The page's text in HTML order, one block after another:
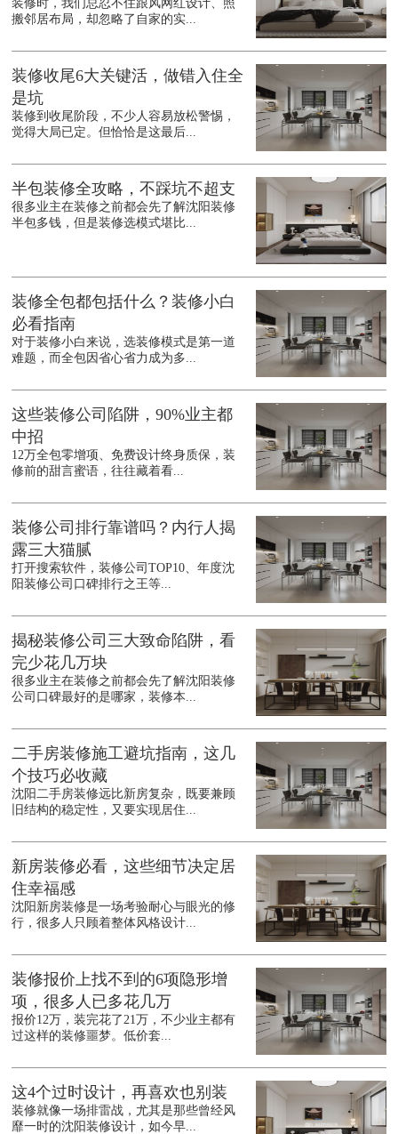
装修时，我们总忍不住跟风网红设计、照
搬邻居布局，却忽略了自家的实...
装修收尾6大关键活，做错入住全
是坑
装修到收尾阶段，不少人容易放松警惕，
觉得大局已定。但恰恰是这最后...
半包装修全攻略，不踩坑不超支
很多业主在装修之前都会先了解沈阳装修
半包多钱，但是装修选模式堪比...
装修全包都包括什么？装修小白
必看指南
对于装修小白来说，选装修模式是第一道
难题，而全包因省心省力成为多...
这些装修公司陷阱，90%业主都
中招
12万全包零增项、免费设计终身质保，装
修前的甜言蜜语，往往藏着看...
装修公司排行靠谱吗？内行人揭
露三大猫腻
打开搜索软件，装修公司TOP10、年度沈
阳装修公司口碑排行之王等...
揭秘装修公司三大致命陷阱，看
完少花几万块
很多业主在装修之前都会先了解沈阳装修
公司口碑最好的是哪家，装修本...
二手房装修施工避坑指南，这几
个技巧必收藏
沈阳二手房装修远比新房复杂，既要兼顾
旧结构的稳定性，又要实现居住...
新房装修必看，这些细节决定居
住幸福感
沈阳新房装修是一场考验耐心与眼光的修
行，很多人只顾着整体风格设计...
装修报价上找不到的6项隐形增
项，很多人已多花几万
报价12万，装完花了21万，不少业主都有
过这样的装修噩梦。低价套...
这4个过时设计，再喜欢也别装
装修就像一场排雷战，尤其是那些曾经风
靡一时的沈阳装修设计，如今早...